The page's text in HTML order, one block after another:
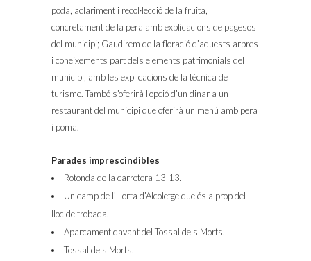
poda, aclariment i recol·lecció de la fruita,
concretament de la pera amb explicacions de pagesos
del municipi; Gaudirem de la floració d’aquests arbres
i coneixements part dels elements patrimonials del
municipi, amb les explicacions de la tècnica de
turisme. També s’oferirà l’opció d’un dinar a un
restaurant del municipi que oferirà un menú amb pera
i poma.
Parades imprescindibles
Rotonda de la carretera 13-13.
Un camp de l’Horta d’Alcoletge que és a prop del
lloc de trobada.
Aparcament davant del Tossal dels Morts.
Tossal dels Morts.